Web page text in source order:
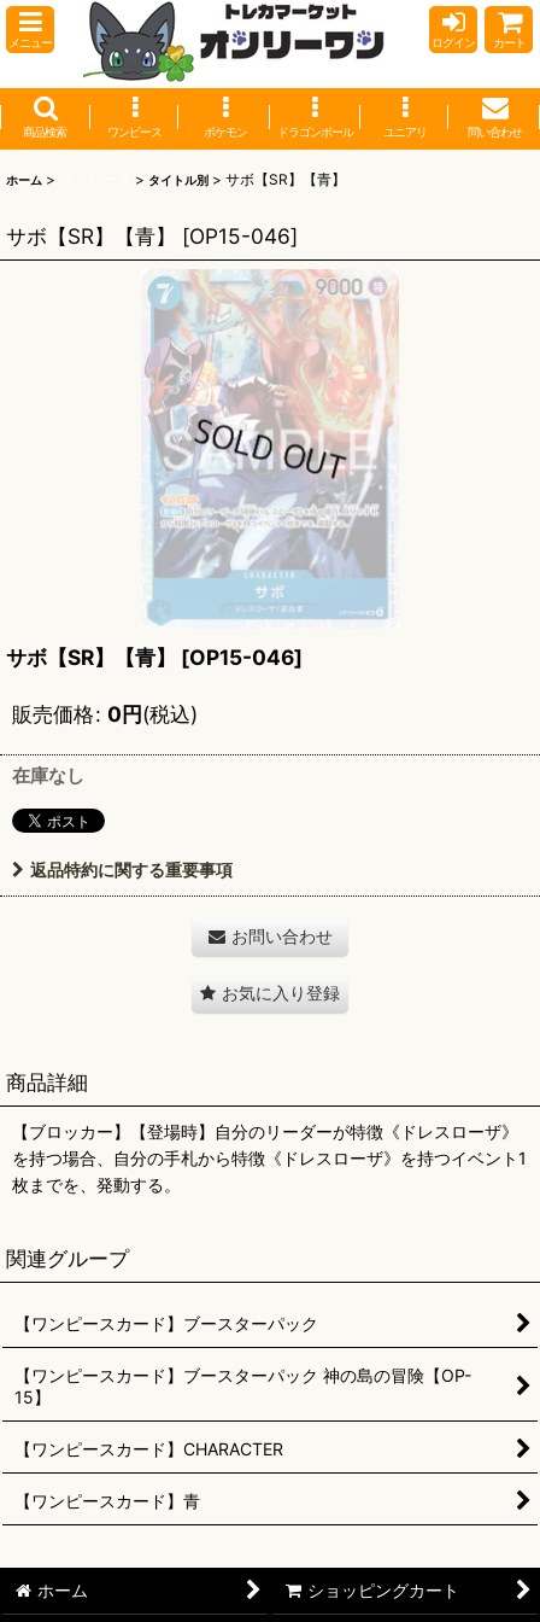
メニュー ログイン カート
商品検索 ワンピース ポケモン ドラゴンボール ユニアリ 問い合わせ
ホーム > > タイトル別 > サボ【SR】【青】
サボ【SR】【青】 [OP15-046]
サボ【SR】【青】 [OP15-046]
販売価格: 0円(税込)
在庫なし
返品特約に関する重要事項
お問い合わせ
お気に入り登録
商品詳細
【ブロッカー】【登場時】自分のリーダーが特徴《ドレスローザ》
を持つ場合、自分の手札から特徴《ドレスローザ》を持つイベント1
枚までを、発動する。
関連グループ
【ワンピースカード】ブースターパック
【ワンピースカード】ブースターパック 神の島の冒険【OP-
15】
【ワンピースカード】CHARACTER
【ワンピースカード】青
ホーム ショッピングカート